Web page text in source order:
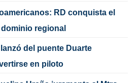
RD conquista el
regional
del puente Duarte
en piloto